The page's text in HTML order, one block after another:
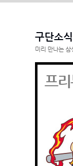
구단소식
미리 만나는 삼
프